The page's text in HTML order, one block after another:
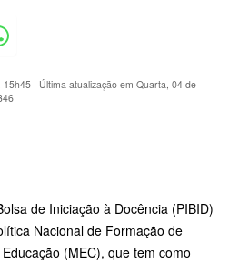
15h45 | Última atualização em Quarta, 04 de
de Iniciação à Docência (PIBID)
Nacional de Formação de
(MEC), que tem como